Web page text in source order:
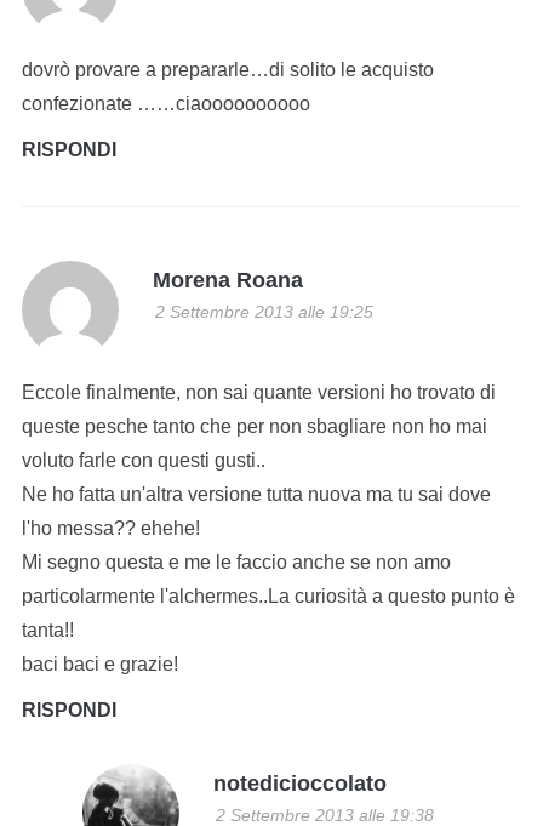
dovrò provare a prepararle…di solito le acquisto
confezionate ……ciaoooooooooo
RISPONDI
Morena Roana
2 Settembre 2013 alle 19:25
Eccole finalmente, non sai quante versioni ho trovato di
queste pesche tanto che per non sbagliare non ho mai
voluto farle con questi gusti..
Ne ho fatta un'altra versione tutta nuova ma tu sai dove
l'ho messa?? ehehe!
Mi segno questa e me le faccio anche se non amo
particolarmente l'alchermes..La curiosità a questo punto è
tanta!!
baci baci e grazie!
RISPONDI
notedicioccolato
2 Settembre 2013 alle 19:38